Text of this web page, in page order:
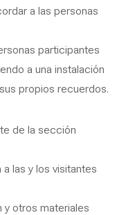
a las personas
participantes
a una instalación
propios recuerdos.
de la sección
las y los visitantes
otros materiales